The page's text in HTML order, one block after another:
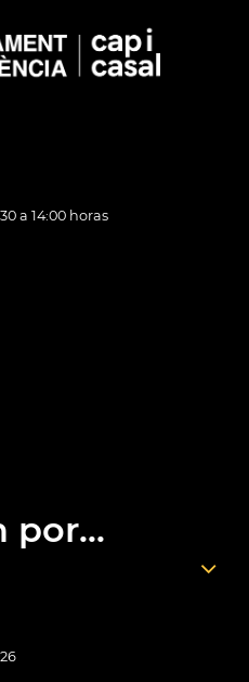
a 14:00 horas
por...